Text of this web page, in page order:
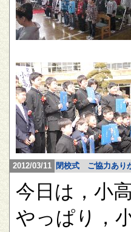
2012/03/11 閉校式 ご協力あり
今日は，小
やっぱり，